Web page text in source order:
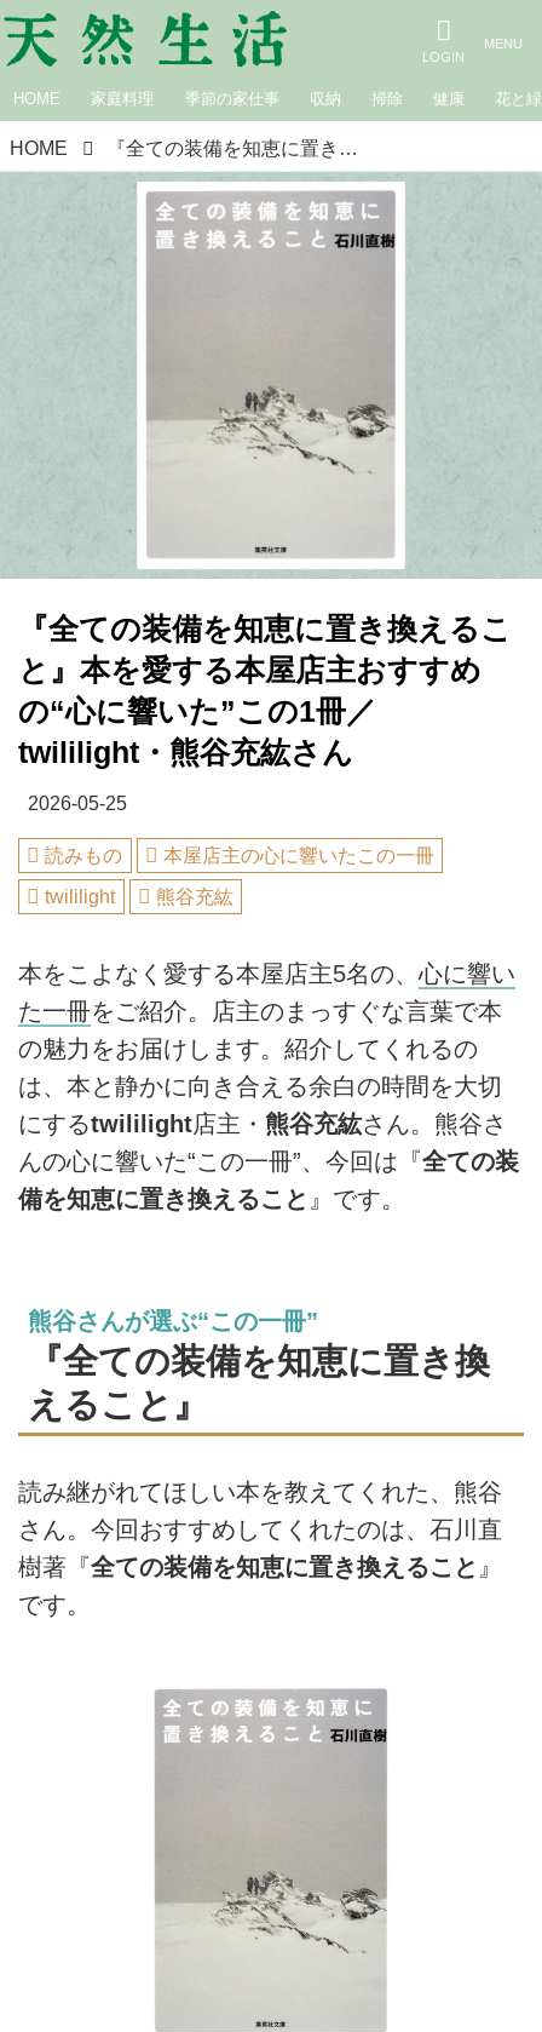
HOME 家庭料理 季節の家仕事 収納 掃除 健康 花と緑
HOME 『全ての装備を知恵に置き換えること』本を愛する本屋店主おすすめの“心に響いた”この1冊／twililight・熊谷充紘さん
『全ての装備を知恵に置き換えるこ
と』本を愛する本屋店主おすすめ
の“心に響いた”この1冊／
twililight・熊谷充紘さん
2026-05-25
読みもの
本屋店主の心に響いたこの一冊
twililight
熊谷充紘
本をこよなく愛する本屋店主5名の、心に響い
た一冊をご紹介。店主のまっすぐな言葉で本
の魅力をお届けします。紹介してくれるの
は、本と静かに向き合える余白の時間を大切
にするtwililight店主・ 熊谷充紘さん。熊谷さ
んの心に響いた“この一冊”、今回は『全ての装
備を知恵に置き換えること 』です。
熊谷さんが選ぶ“この一冊”
『全ての装備を知恵に置き換
えること』
読み継がれてほしい本を教えてくれた、熊谷
さん。今回おすすめしてくれたのは、石川直
樹著『全ての装備を知恵に置き換えること 』
です。